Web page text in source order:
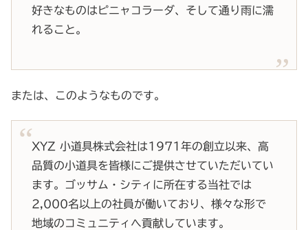
好きなものはピニャコラーダ、そして通り雨に濡
れること。
または、このようなものです。
XYZ 小道具株式会社は1971年の創立以来、高
品質の小道具を皆様にご提供させていただいてい
ます。ゴッサム・シティに所在する当社では
2,000名以上の社員が働いており、様々な形で
地域のコミュニティへ貢献しています。